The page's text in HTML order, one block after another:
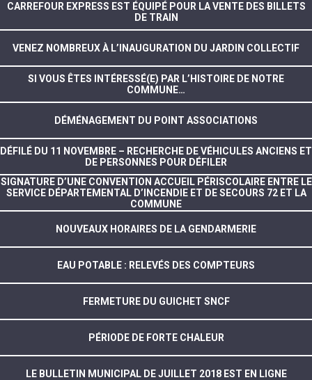
CARREFOUR EXPRESS EST ÉQUIPÉ POUR LA VENTE DES BILLETS
DE TRAIN
VENEZ NOMBREUX À L’INAUGURATION DU JARDIN COLLECTIF
SI VOUS ÊTES INTÉRESSÉ(E) PAR L’HISTOIRE DE NOTRE
COMMUNE…
DÉMÉNAGEMENT DU POINT ASSOCIATIONS
DÉFILÉ DU 11 NOVEMBRE – RECHERCHE DE VÉHICULES ANCIENS ET
DE PERSONNES POUR DÉFILER
SIGNATURE D’UNE CONVENTION ACCUEIL PÉRISCOLAIRE ENTRE LE
SERVICE DÉPARTEMENTAL D’INCENDIE ET DE SECOURS 72 ET LA
COMMUNE
NOUVEAUX HORAIRES DE LA GENDARMERIE
EAU POTABLE : RELEVÉS DES COMPTEURS
FERMETURE DU GUICHET SNCF
PÉRIODE DE FORTE CHALEUR
LE BULLETIN MUNICIPAL DE JUILLET 2018 EST EN LIGNE